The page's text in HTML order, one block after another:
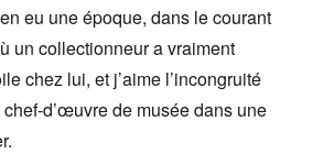
eu une époque, dans le courant
un collectionneur a vraiment
chez lui, et j’aime l’incongruité
chef-d’œuvre de musée dans une